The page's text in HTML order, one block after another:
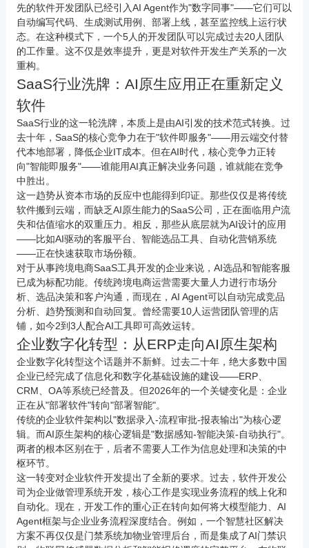
先的软件开发团队已经引入AI Agent作为"数字同事"——它们可以
自动编写代码、生成测试用例、部署上线，甚至监控线上运行状
态。在这种模式下，一个5人的开发团队可以完成过去20人团队
的工作量。这不仅是效率提升，更是对软件开发生产关系的一次
重构。
SaaS行业洗牌：AI原生应用正在重新定义
软件
SaaS行业的这一轮洗牌，本质上是由AI引发的技术范式转换。过
去十年，SaaS的核心竞争力在于"软件即服务"——用云端交付替
代本地部署，降低企业IT成本。但在AI时代，核心竞争力正转
向"智能即服务"——谁能用AI真正解决业务问题，谁就能在竞争
中胜出。
这一趋势从资本市场的反应中也能得到印证。那些仅仅是将传统
软件搬到云端，而缺乏AI原生能力的SaaS公司，正在面临用户流
失和估值缩水的双重压力。相反，那些从底层就为AI设计的应用
——比如AI驱动的客服平台、智能选品工具、自动化营销系统
——正在快速获取市场份额。
对于从事跨境电商SaaS工具开发的企业来说，AI选品和智能客服
已成为标配功能。传统跨境电商运营需要大量人力进行市场分
析、选品决策和客户沟通，而现在，AI Agent可以自动完成竞品
分析、趋势预测和自动回复。曾经需要10人运营团队管理的店
铺，如今2到3人配合AI工具即可高效运转。
企业数字化转型：从ERP走向AI原生架构
企业数字化转型这个话题并不新鲜。过去二十年，绝大多数中国
企业已经完成了信息化和数字化基础设施的建设——ERP、
CRM、OA等系统已经普及。但2026年的一个关键变化是：企业
正在从"部署软件"转向"部署智能"。
传统的企业软件架构以"数据录入-流程审批-报表输出"为核心逻
辑。而AI原生架构的核心逻辑是"数据感知-智能决策-自动执行"。
两者的根本区别在于，后者不需要人工作为信息处理和决策的中
枢环节。
这一转变对企业软件开发提出了全新的要求。过去，软件开发公
司为企业做管理系统开发，核心工作是实现业务流程的线上化和
自动化。现在，开发工作的重心正在转向如何将大模型能力、AI
Agent框架与企业业务流程深度结合。例如，一个智慧社区解决
方案不再仅仅是门禁系统加物业管理后台，而是集成了AI门禁识